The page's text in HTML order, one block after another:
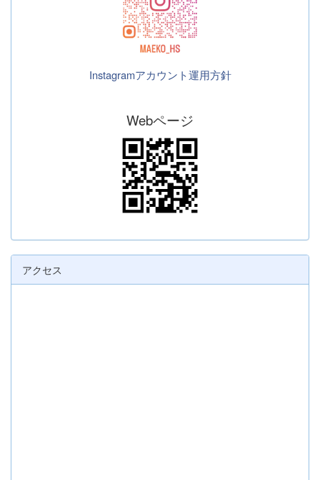
Instagramアカウント運用方針
Webページ
アクセス